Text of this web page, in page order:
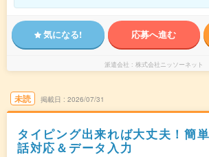
気になる! 応募へ進む
派遣会社 株式会社ニッソーネット
未読 掲載日 2026/07/31
タイピング出来れば大丈夫！簡
話対応＆データ入力